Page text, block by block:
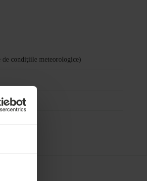
condiţiile meteorologice)